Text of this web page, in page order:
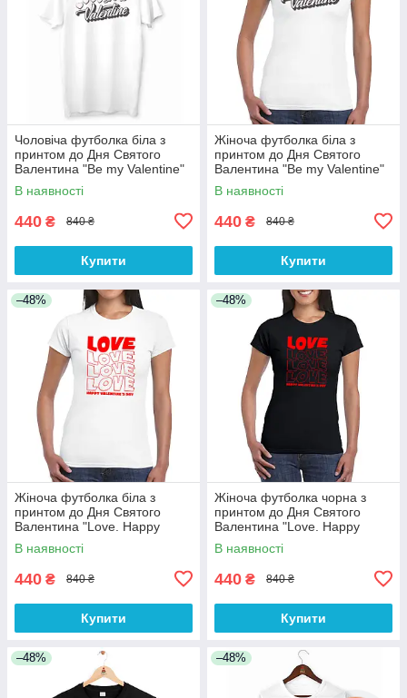
Чоловіча футболка біла з
принтом до Дня Святого
Валентина "Be my Valentine"
Push IT
В наявності
440 ₴ 840 ₴
Купити
Жіноча футболка біла з
принтом до Дня Святого
Валентина "Be my Valentine"
Push IT
В наявності
440 ₴ 840 ₴
Купити
–48%
Жіноча футболка біла з
принтом до Дня Святого
Валентина "Love. Happy
Valentine's day" Push IT
В наявності
440 ₴ 840 ₴
Купити
–48%
Жіноча футболка чорна з
принтом до Дня Святого
Валентина "Love. Happy
Valentine's day" Push IT
В наявності
440 ₴ 840 ₴
Купити
–48% –48%